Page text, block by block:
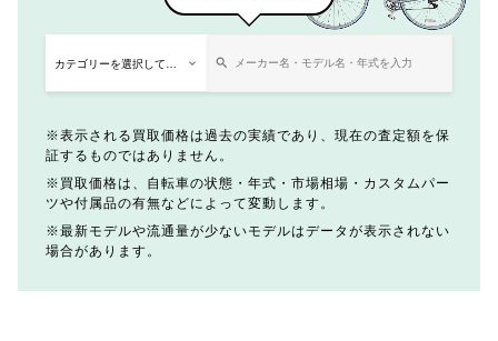
表示される買取価格は過去の実績であり、現在の査定額を保
証するものではありません。
買取価格は、自転車の状態・年式・市場相場・カスタムパー
ツや付属品の有無などによって変動します。
最新モデルや流通量が少ないモデルはデータが表示されない
場合があります。